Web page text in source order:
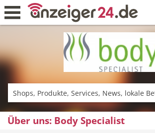
Zurück
Fitness & Sport Lieferservice
Über uns: Body Specialist